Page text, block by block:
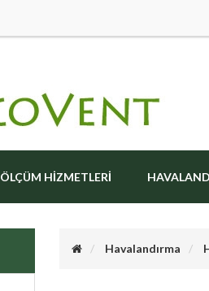
ÖLÇÜM HIZMETLERI
Havalandırma